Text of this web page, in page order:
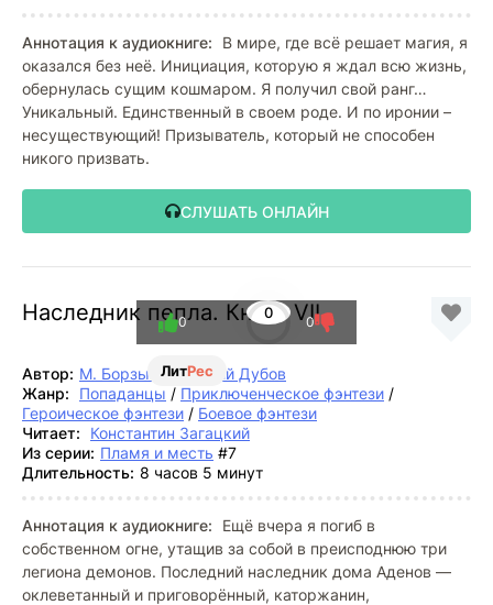
Аннотация к аудиокниге:
В мире, где всё решает магия, я
оказался без неё. Инициация, которую я ждал всю жизнь,
обернулась сущим кошмаром. Я получил свой ранг…
Уникальный. Единственный в своем роде. И по иронии –
несуществующий! Призыватель, который не способен
никого призвать.
СЛУШАТЬ ОНЛАЙН
Наследник пепла. Книга VII
ЛитРес
0
0 0
Автор: М. Борзых ,Дмитрий Дубов
Жанр:
Попаданцы / Приключенческое фэнтези /
Героическое фэнтези / Боевое фэнтези
Читает:
Константин Загацкий
Из серии: Пламя и месть #7
Длительность: 8 часов 5 минут
Аннотация к аудиокниге:
Ещё вчера я погиб в
собственном огне, утащив за собой в преисподнюю три
легиона демонов. Последний наследник дома Аденов —
оклеветанный и приговорённый, каторжанин,